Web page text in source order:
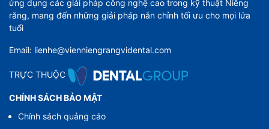
ứng dụng các giải pháp công nghệ cao trong kỹ thuật Niềng
răng, mang đến những giải pháp nắn chỉnh tối ưu cho mọi lứa
tuổi
Email: lienhe@vienniengrangvidental.com
TRỰC THUỘC
CHÍNH SÁCH BẢO MẬT
Chính sách quảng cáo